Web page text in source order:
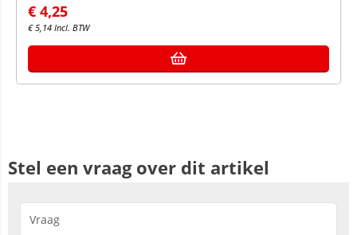
€ 4,25
€5,14 Incl. BTW
Stel een vraag over dit artikel